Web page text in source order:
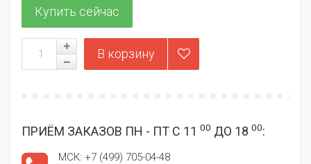
ПРИЁМ ЗАКАЗОВ ПН - ПТ С 11 00 ДО 18 00:
МСК: +7 (499) 705-04-48